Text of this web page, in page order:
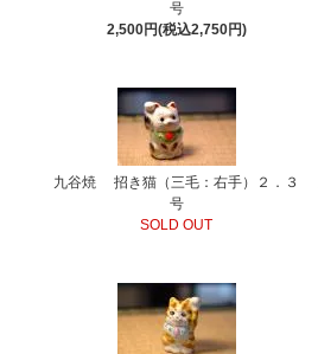
号
2,500円(税込2,750円)
九谷焼 招き猫（三毛：右手）２．３
号
SOLD OUT